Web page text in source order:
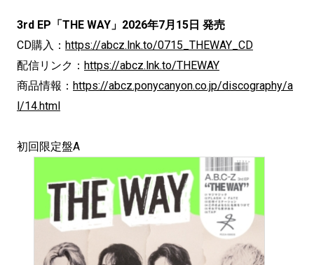
3rd EP「THE WAY」2026年7月15日 発売
CD購入： https://abcz.lnk.to/0715_THEWAY_CD
配信リンク： https://abcz.lnk.to/THEWAY
商品情報： https://abcz.ponycanyon.co.jp/discography/a
l/14.html
初回限定盤A